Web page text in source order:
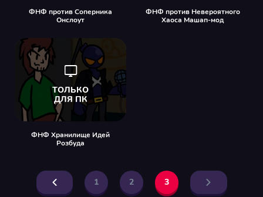
ФНФ против Соперника
Онслоут
ФНФ против Невероятного
Хаоса Машап-мод
ФНФ Хранилище Идей
Розбуда
1 2 3